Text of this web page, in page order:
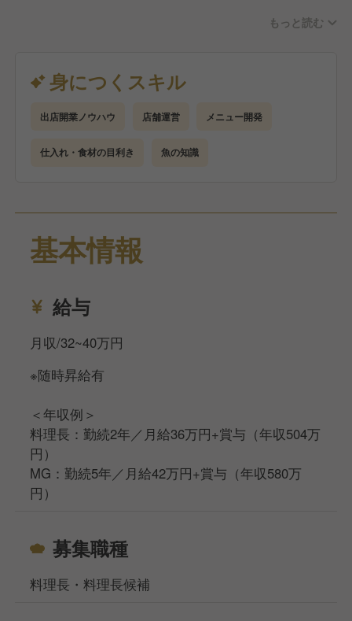
アイデアこそ重要だから。
どうすれば実際に形になるか、
一緒に考え店舗経営の楽しさも
実体験として学べる環境が当社にはあります。
当社ではこれまで12人の社長が誕生しました。
コズミックホールディングスグループでの
店舗経験・マネジメント経験を糧に、
飲食業をサポートできる他分野での
事業を志した人など形は様々ですが、
夢を結実させています。
具体的には・・・
●調理業務
●スタッフのシフト管理、採用・教育
●店舗の売上・原価管理
●食材の品質管理、在庫管理
社員の更なる成長のステージを
生みだしていきます！
もっと読む
身につくスキル
出店開業ノウハウ 店舗運営 メニュー開発
仕入れ・食材の目利き 魚の知識
基本情報
給与
月収/32~40万円
※随時昇給有
＜年収例＞
料理長：勤続2年／月給36万円+賞与（年収504万
円）
MG：勤続5年／月給42万円+賞与（年収580万
円）
募集職種
料理長・料理長候補